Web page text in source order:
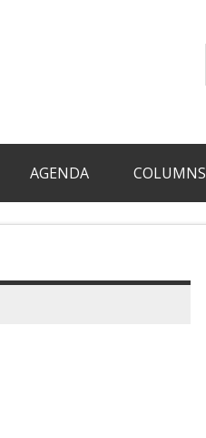
AGENDA COLUMNS